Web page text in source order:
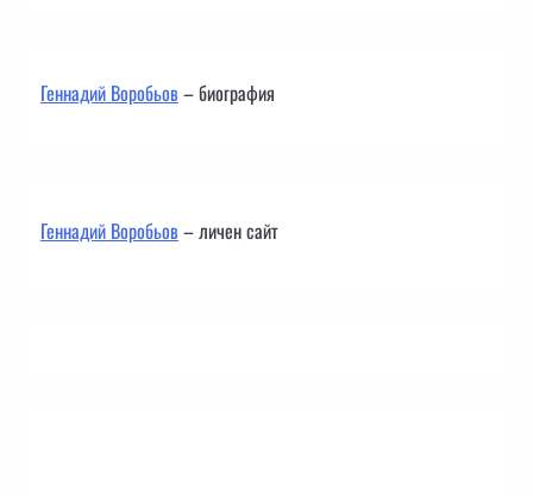
Геннадий Воробьов– биография
Геннадий Воробьов– личен сайт